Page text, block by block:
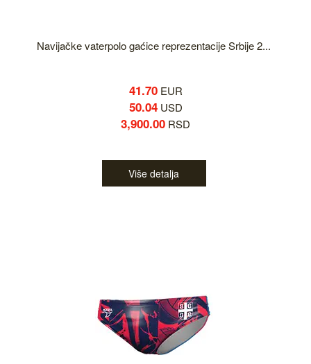
Navijačke vaterpolo gaćice reprezentacije Srbije 2...
41.70EUR
50.04USD
3,900.00 RSD
Više detalja